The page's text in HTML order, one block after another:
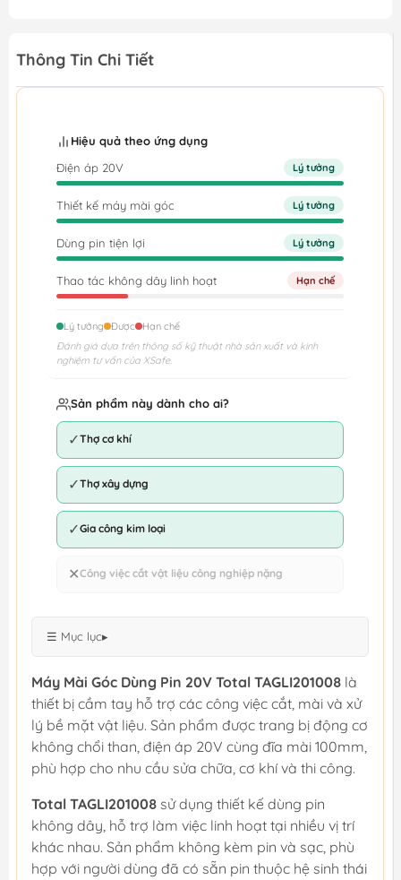
Thông Tin Chi Tiết
Hiệu quả theo ứng dụng
Điện áp 20V
Lý tưởng
Thiết kế máy mài góc Lý tưởng
Dùng pin tiện lợi Lý tưởng
Thao tác không dây linh hoạt Hạn chế
Lý tưởng Được
Hạn chế
Đánh giá dựa trên thông số kỹ thuật nhà sản xuất và kinh
nghiệm tư vấn của XSafe.
Sản phẩm này dành cho ai?
✓Thợ cơ khí
✓Thợ xây dựng
✓Gia công kim loại
✕Công việc cắt vật liệu công nghiệp nặng
☰ Mục lục▸
Máy Mài Góc Dùng Pin 20V Total TAGLI201008 là
thiết bị cầm tay hỗ trợ các công việc cắt, mài và xử
lý bề mặt vật liệu. Sản phẩm được trang bị động cơ
không chổi than, điện áp 20V cùng đĩa mài 100mm,
phù hợp cho nhu cầu sửa chữa, cơ khí và thi công.
Total TAGLI201008 sử dụng thiết kế dùng pin
không dây, hỗ trợ làm việc linh hoạt tại nhiều vị trí
khác nhau. Sản phẩm không kèm pin và sạc, phù
hợp với người dùng đã có sẵn pin thuộc hệ sinh thái